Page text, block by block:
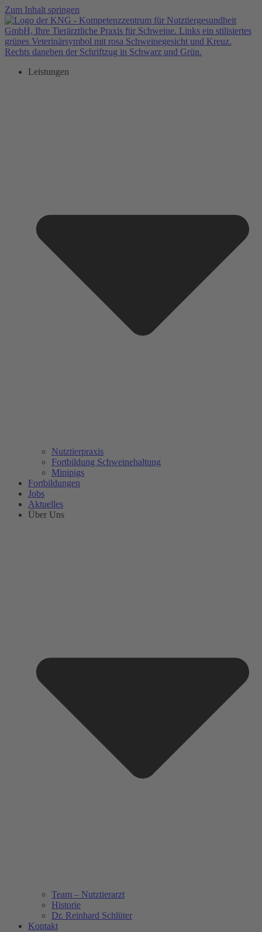
Zum Inhalt springen
Leistungen
Nutztierpraxis
Fortbildung Schweinehaltung
Minipigs
Fortbildungen
Jobs
Aktuelles
Über Uns
Team – Nutztierarzt
Historie
Dr. Reinhard Schlüter
Kontakt